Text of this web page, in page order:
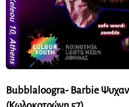
Bubblaloogra- Barbie